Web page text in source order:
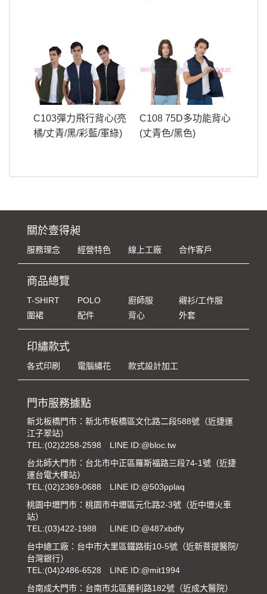
C103彈力飛行背心(亮
橘/丈青/黑/彩藍/軍綠)
C108 75D多功能背心
(丈青色/黑色)
關於壹得昶
服務理念 經營特色 線上工廠 合作客戶
商品總覽
T-SHIRT POLO 廚師服
襯衫/工作服
圍裙
配件 背心 外套
印繡款式
各式印刷 電腦繡花 款式設計加工
門市服務據點
新北板橋門市：新北市板橋區文化路二段588號（近捷運
江子翠站）
TEL:(02)2258-2598
LINE ID:@bloc.tw
台北師大門市：台北市中正區羅斯福路三段74-1號（近捷
運台電大樓站）
TEL:(02)2369-0688
LINE ID:@503pplaq
桃園中壢門市：桃園市中壢區元化路2-3號（近中壢火車
站）
TEL:(03)422-1988
LINE ID:@487xbdfy
台中總工廠：台中市大里區鐵路街10-5號（近新菩提醫院/
台灣銀行）
TEL:(04)2486-6528
LINE ID:@mit1994
台南成大門市：台南市北區勝利路182號（近成大醫院）